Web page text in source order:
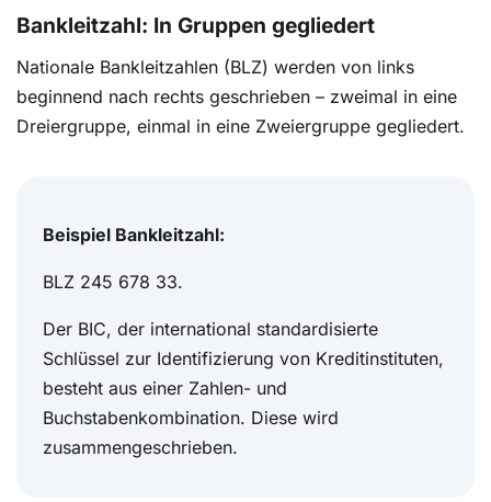
Bankleitzahl: In Gruppen gegliedert
Nationale Bankleitzahlen (BLZ) werden von links
beginnend nach rechts geschrieben – zweimal in eine
Dreiergruppe, einmal in eine Zweiergruppe gegliedert.
Beispiel Bankleitzahl:
BLZ 245 678 33.
Der BIC, der international standardisierte
Schlüssel zur Identifizierung von Kreditinstituten,
besteht aus einer Zahlen- und
Buchstabenkombination. Diese wird
zusammengeschrieben.